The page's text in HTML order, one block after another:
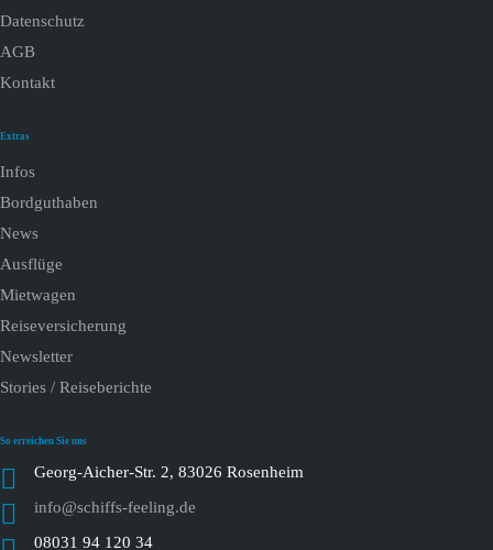
Datenschutz
AGB
Kontakt
Extras
Infos
Bordguthaben
News
Ausflüge
Mietwagen
Reiseversicherung
Newsletter
Stories / Reiseberichte
So erreichen Sie uns
Georg-Aicher-Str. 2, 83026 Rosenheim
info@schiffs-feeling.de
08031 94 120 34